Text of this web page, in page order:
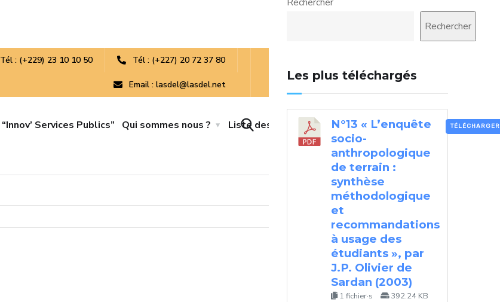
Tél : (+229) 23 10 10 50 Tél : (+227) 20 72 37 80
Email : lasdel@lasdel.net
“Innov’ Services Publics” Qui sommes nous ? Liste des “Etudes et Travaux” CARASS
Rechercher
Les plus téléchargés
N°13 « L’enquête
socio-
anthropologique
de terrain :
synthèse
méthodologique
et
recommandations
à usage des
étudiants », par
J.P. Olivier de
Sardan (2003)
1 fichier·s 392.24 KB
TÉLÉCHARGER